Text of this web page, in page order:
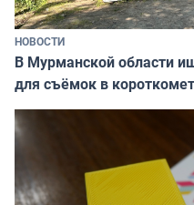
НОВОСТИ
В Мурманской области
для съёмок в